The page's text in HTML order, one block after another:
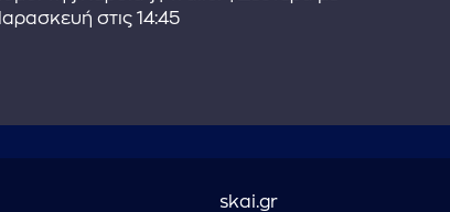
στις 14:45
skai.gr